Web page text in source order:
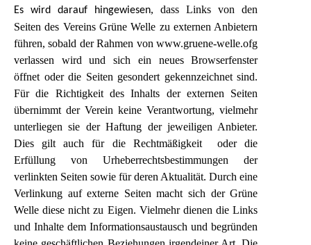
Es wird darauf hingewiesen, dass Links von den
Seiten des Vereins Grüne Welle zu externen Anbietern
führen, sobald der Rahmen von www.gruene-welle.ofg
verlassen wird und sich ein neues Browserfenster
öffnet oder die Seiten gesondert gekennzeichnet sind.
Für die Richtigkeit des Inhalts der externen Seiten
übernimmt der Verein keine Verantwortung, vielmehr
unterliegen sie der Haftung der jeweiligen Anbieter.
Dies gilt auch für die Rechtmäßigkeit oder die
Erfüllung von Urheberrechtsbestimmungen der
verlinkten Seiten sowie für deren Aktualität. Durch eine
Verlinkung auf externe Seiten macht sich der Grüne
Welle diese nicht zu Eigen. Vielmehr dienen die Links
und Inhalte dem Informationsaustausch und begründen